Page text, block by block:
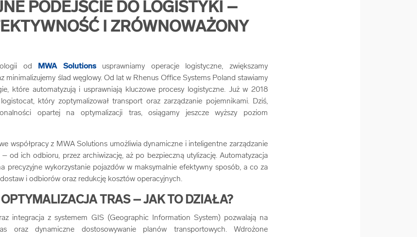
PODEJŚCIE DO LOGISTYKI –
I ZRÓWNOWAŻONY
od MWA Solutionsusprawniamy operacje logistyczne, zwiększamy
minimalizujemy ślad węglowy. Od lat w Rhenus Office Systems Poland stawiamy
które automatyzują i usprawniają kluczowe procesy logistyczne. Już w 2018
który zoptymalizował transport oraz zarządzanie pojemnikami. Dziś,
opartej na optymalizacji tras, osiągamy jeszcze wyższy poziom
współpracy z MWA Solutions umożliwia dynamiczne i inteligentne zarządzanie
od ich odbioru, przez archiwizację, aż po bezpieczną utylizację. Automatyzacja
precyzyjne wykorzystanie pojazdów w maksymalnie efektywny sposób, a co za
i odbiorów oraz redukcję kosztów operacyjnych.
TRAS – JAK TO DZIAŁA?
integracja z systemem GIS (Geographic Information System) pozwalają na
oraz dynamiczne dostosowywanie planów transportowych. Wdrożone